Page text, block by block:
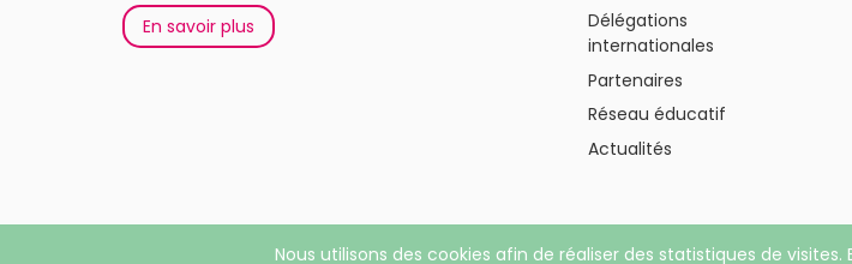
En savoir plus
Délégations
internationales
Partenaires
Réseau éducatif
Actualités
Nous utilisons des cookies afin de réaliser des statistiques de